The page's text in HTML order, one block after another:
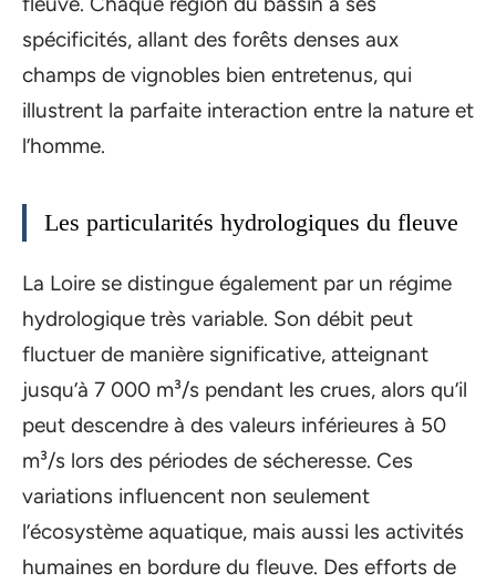
spécificités, allant des forêts denses aux
champs de vignobles bien entretenus, qui
illustrent la parfaite interaction entre la nature et
l’homme.
Les particularités hydrologiques du fleuve
La Loire se distingue également par un régime
hydrologique très variable. Son débit peut
fluctuer de manière significative, atteignant
jusqu’à 7 000 m³/s pendant les crues, alors qu’il
peut descendre à des valeurs inférieures à 50
m³/s lors des périodes de sécheresse. Ces
variations influencent non seulement
l’écosystème aquatique, mais aussi les activités
humaines en bordure du fleuve. Des efforts de